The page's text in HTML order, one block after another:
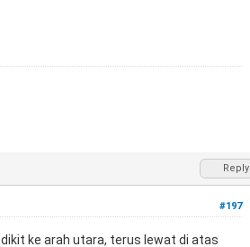
Reply
#197
ke arah utara, terus lewat di atas